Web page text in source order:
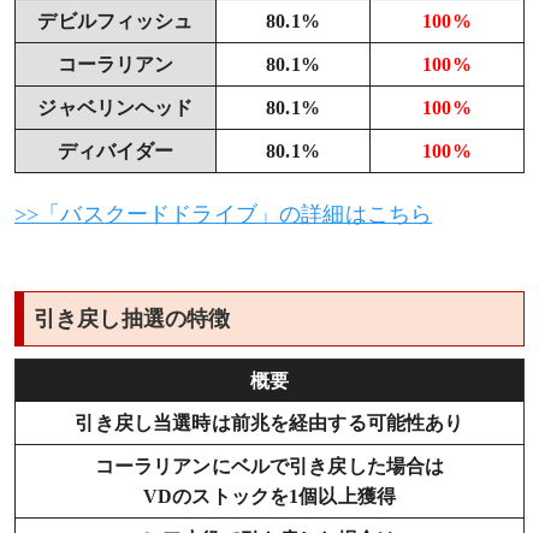
デビルフィッシュ 80.1% 100%
コーラリアン 80.1% 100%
ジャベリンヘッド 80.1% 100%
ディバイダー 80.1% 100%
>>「バスクードドライブ」の詳細はこちら
引き戻し抽選の特徴
概要
引き戻し当選時は前兆を経由する可能性あり
コーラリアンにベルで引き戻した場合は
VDのストックを1個以上獲得